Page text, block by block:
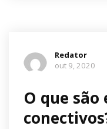
Redator
out 9, 2020
O que